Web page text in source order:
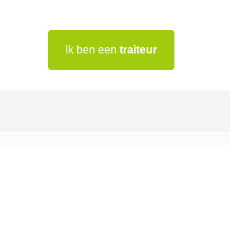
Ik ben een traiteur